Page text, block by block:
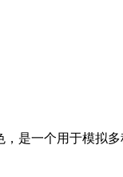
，是一个用于模